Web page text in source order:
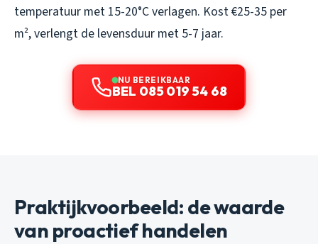
temperatuur met 15-20°C verlagen. Kost €25-35 per
m², verlengt de levensduur met 5-7 jaar.
NU BEREIKBAAR
BEL 085 019 54 68
Praktijkvoorbeeld: de waarde
van proactief handelen